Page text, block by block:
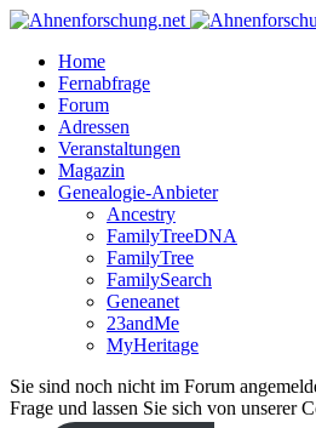
Home
Fernabfrage
Forum
Adressen
Veranstaltungen
Magazin
Genealogie-Anbieter
Ancestry
FamilyTreeDNA
FamilyTree
FamilySearch
Geneanet
23andMe
MyHeritage
Sie sind noch nicht im Forum
Frage und lassen Sie sich von unserer